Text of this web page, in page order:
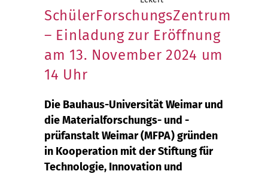
SchülerForschungsZentrum
– Einladung zur Eröffnung
am 13. November 2024 um
14 Uhr
Die Bauhaus-Universität Weimar und
die Materialforschungs- und -
prüfanstalt Weimar (MFPA) gründen
in Kooperation mit der Stiftung für
Technologie, Innovation und